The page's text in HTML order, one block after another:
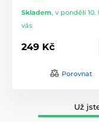
Skladem, v pondělí 10.
vás
249 Kč
Porovnat
Už